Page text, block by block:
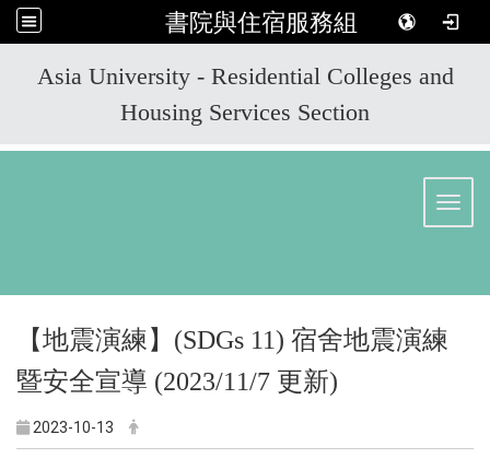
書院與住宿服務組
Asia University - Residential Colleges and
Housing Services Section
【地震演練】(SDGs 11) 宿舍地震演練
暨安全宣導 (2023/11/7 更新)
2023-10-13